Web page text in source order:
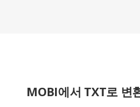
MOBI에서 TXT로 변